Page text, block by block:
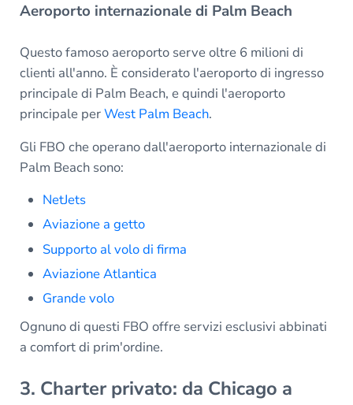
Aeroporto internazionale di Palm Beach
Questo famoso aeroporto serve oltre 6 milioni di
clienti all'anno. È considerato l'aeroporto di ingresso
principale di Palm Beach, e quindi l'aeroporto
principale perWest Palm Beach.
Gli FBO che operano dall'aeroporto internazionale di
Palm Beach sono:
NetJets
Aviazione a getto
Supporto al volo di firma
Aviazione Atlantica
Grande volo
Ognuno di questi FBO offre servizi esclusivi abbinati
a comfort di prim'ordine.
3. Charter privato: da Chicago a